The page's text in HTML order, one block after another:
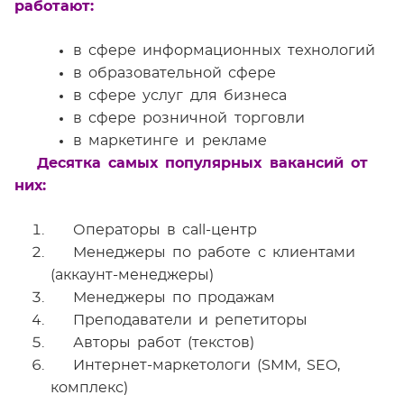
работают:
в сфере информационных технологий
в образовательной сфере
в сфере услуг для бизнеса
в сфере розничной торговли
в маркетинге и рекламе
Десятка самых популярных вакансий от
них:
Операторы в call-центр
Менеджеры по работе с клиентами
(аккаунт-менеджеры)
Менеджеры по продажам
Преподаватели и репетиторы
Авторы работ (текстов)
Интернет-маркетологи (SMM, SEO,
комплекс)